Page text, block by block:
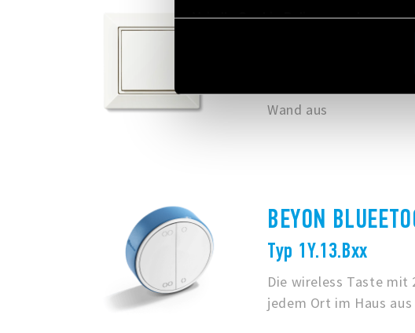
Vai alla Cookie Policy completa
Wand aus
BEYON
Typ 1Y.13.Bxx
Die wireless Taste mit
jedem Ort im Haus aus